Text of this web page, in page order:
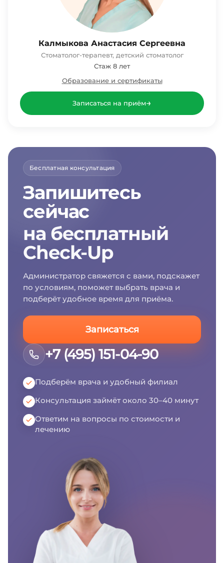
Калмыкова Анастасия Сергеевна
Стоматолог-терапевт, детский стоматолог
Стаж 8 лет
Образование и сертификаты
Записаться на приём→
Бесплатная консультация
Запишитесь
сейчас
на бесплатный
Check-Up
Администратор свяжется с вами, подскажет
по условиям, поможет выбрать врача и
подберёт удобное время для приёма.
Записаться
+7 (495) 151-04-90
Подберём врача и удобный филиал
Консультация займёт около 30–40 минут
Ответим на вопросы по стоимости и
лечению